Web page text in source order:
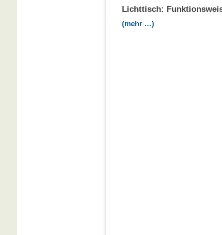
Lichttisch:
(mehr …)